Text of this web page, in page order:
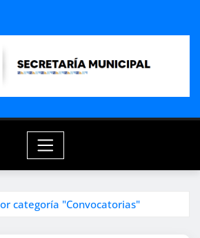
categoría "Convocatorias"